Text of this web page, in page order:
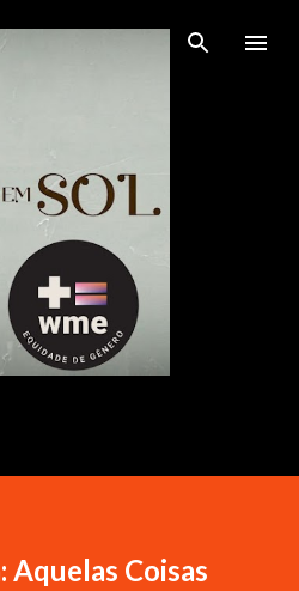
conteúdo principal
Aquelas Coisas